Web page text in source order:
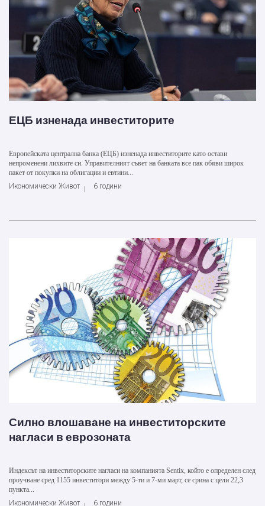
ЕЦБ изненада инвеститорите
Европейската централна банка (ЕЦБ) изненада инвеститорите като остави
непроменени лихвите си. Управителният съвет на банката все пак обяви широк
пакет от покупки на облигации и евтини...
Икономически Живот
6 години
Силно влошаване на инвеститорските
нагласи в еврозоната
Индексът на инвеститорските нагласи на компанията Sentix, който е определен след
проучване сред 1155 инвеститори между 5-ти и 7-ми март, се срина с цели 22,3
пункта...
Икономически Живот
6 години